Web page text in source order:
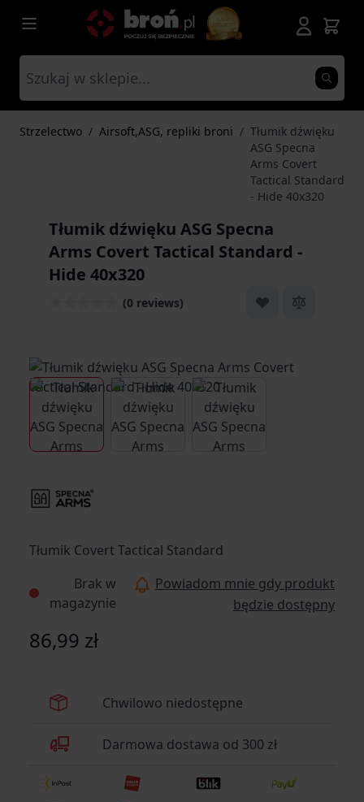
Przejdź do treści
Strzelectwo / Airsoft,ASG, repliki broni / Tłumik dźwięku
ASG Specna
Arms Covert
Tactical Standard
- Hide 40x320
Tłumik dźwięku ASG Specna
Arms Covert Tactical Standard -
Hide 40x320
(0 reviews)
View larger imageView larger imageView larger image
Tłumik Covert Tactical Standard
Brak w
magazynie
Powiadom mnie gdy produkt
będzie dostępny
86,99 zł
Chwilowo niedostępne
Darmowa dostawa od 300 zł